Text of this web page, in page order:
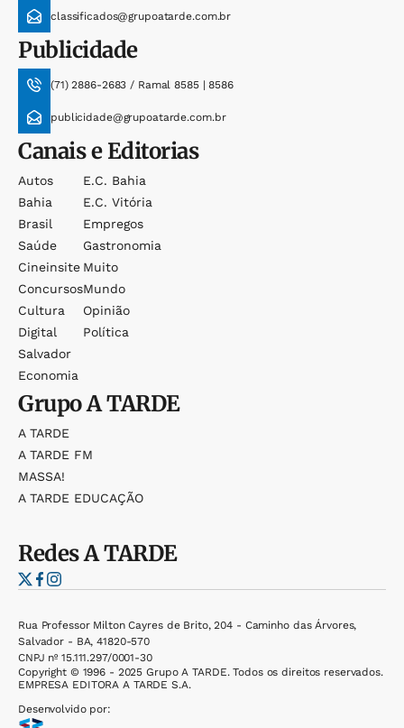
classificados@grupoatarde.com.br
Publicidade
(71) 2886-2683 / Ramal 8585 | 8586
publicidade@grupoatarde.com.br
Canais e Editorias
Autos
Bahia
Brasil
Saúde
Cineinsite
Concursos
Cultura
Digital
Salvador
Economia
E.c. Bahia
E.c. Vitória
Empregos
Gastronomia
Muito
Mundo
Opinião
Política
GrupoA TARDE
A TARDE
A TARDE FM
MASSA!
A TARDE EDUCAÇÃO
RedesA TARDE
Rua Professor Milton Cayres de Brito, 204 - Caminho das Árvores,
Salvador - BA, 41820-570
CNPJ nº 15.111.297/0001-30
Copyright © 1996 - 2025 Grupo A TARDE. Todos os direitos reservados.
EMPRESA EDITORA A TARDE S.A.
Desenvolvido por: